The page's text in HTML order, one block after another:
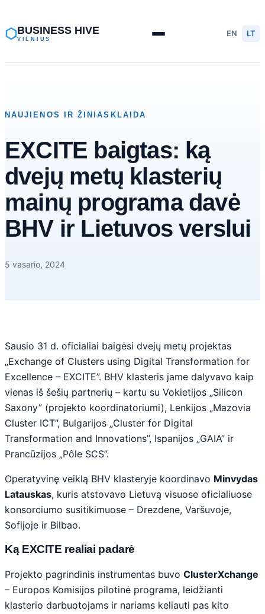
prie
turinio
⬡BUSINESS HIVE
VILNIUS
EN LT
NAUJIENOS IR ŽINIASKLAIDA
EXCITE baigtas: ką
dvejų metų klasterių
mainų programa davė
BHV ir Lietuvos verslui
5 vasario, 2024
Sausio 31 d. oficialiai baigėsi dvejų metų projektas
„Exchange of Clusters using Digital Transformation for
Excellence – EXCITE”. BHV klasteris jame dalyvavo kaip
vienas iš šešių partnerių – kartu su Vokietijos „Silicon
Saxony” (projekto koordinatoriumi), Lenkijos „Mazovia
Cluster ICT”, Bulgarijos „Cluster for Digital
Transformation and Innovations”, Ispanijos „GAIA” ir
Prancūzijos „Pôle SCS”.
Operatyvinę veiklą BHV klasteryje koordinavo Minvydas
Latauskas, kuris atstovavo Lietuvą visuose oficialiuose
konsorciumo susitikimuose – Drezdene, Varšuvoje,
Sofijoje ir Bilbao.
Ką EXCITE realiai padarė
Projekto pagrindinis instrumentas buvo ClusterXchange
– Europos Komisijos pilotinė programa, leidžianti
klasterio darbuotojams ir nariams keliauti pas kito